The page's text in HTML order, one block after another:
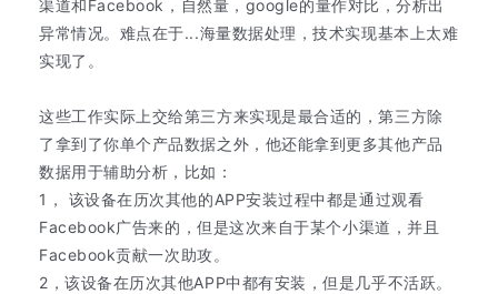
渠道和Facebook，自然量，google的量作对比，分析出
异常情况。难点在于...海量数据处理，技术实现基本上太难
实现了。
这些工作实际上交给第三方来实现是最合适的，第三方除
了拿到了你单个产品数据之外，他还能拿到更多其他产品
数据用于辅助分析，比如：
1， 该设备在历次其他的APP安装过程中都是通过观看
Facebook广告来的，但是这次来自于某个小渠道，并且
Facebook贡献一次助攻。
2，该设备在历次其他APP中都有安装，但是几乎不活跃。